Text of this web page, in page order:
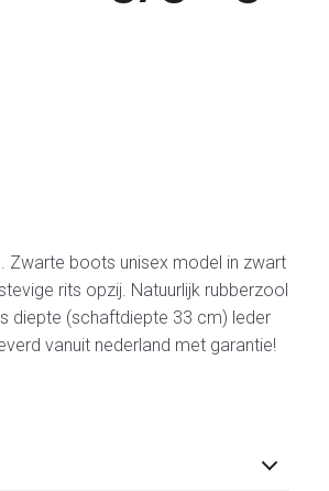
Zwarte boots unisex model in zwart
rits opzij. Natuurlijk rubberzool
diepte (schaftdiepte 33 cm) leder
vanuit nederland met garantie!